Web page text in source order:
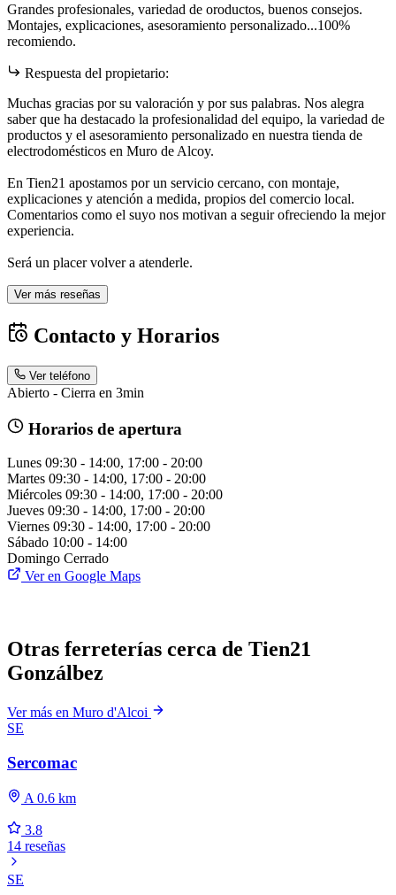
Grandes profesionales, variedad de oroductos, buenos consejos.
Montajes, explicaciones, asesoramiento personalizado...100%
recomiendo.
Respuesta del propietario:
Muchas gracias por su valoración y por sus palabras. Nos alegra
saber que ha destacado la profesionalidad del equipo, la variedad de
productos y el asesoramiento personalizado en nuestra tienda de
electrodomésticos en Muro de Alcoy.
En Tien21 apostamos por un servicio cercano, con montaje,
explicaciones y atención a medida, propios del comercio local.
Comentarios como el suyo nos motivan a seguir ofreciendo la mejor
experiencia.
Será un placer volver a atenderle.
Ver más reseñas
Contacto y Horarios
Ver teléfono
Abierto - Cierra en 3min
Horarios de apertura
Lunes 09:30 - 14:00, 17:00 - 20:00
Martes 09:30 - 14:00, 17:00 - 20:00
Miércoles 09:30 - 14:00, 17:00 - 20:00
Jueves 09:30 - 14:00, 17:00 - 20:00
Viernes 09:30 - 14:00, 17:00 - 20:00
Sábado 10:00 - 14:00
Domingo Cerrado
Ver en Google Maps
Otras ferreterías cerca de Tien21
Gonzálbez
Ver más en Muro d'Alcoi
SE
Sercomac
A 0.6 km
3.8
14 reseñas
SE